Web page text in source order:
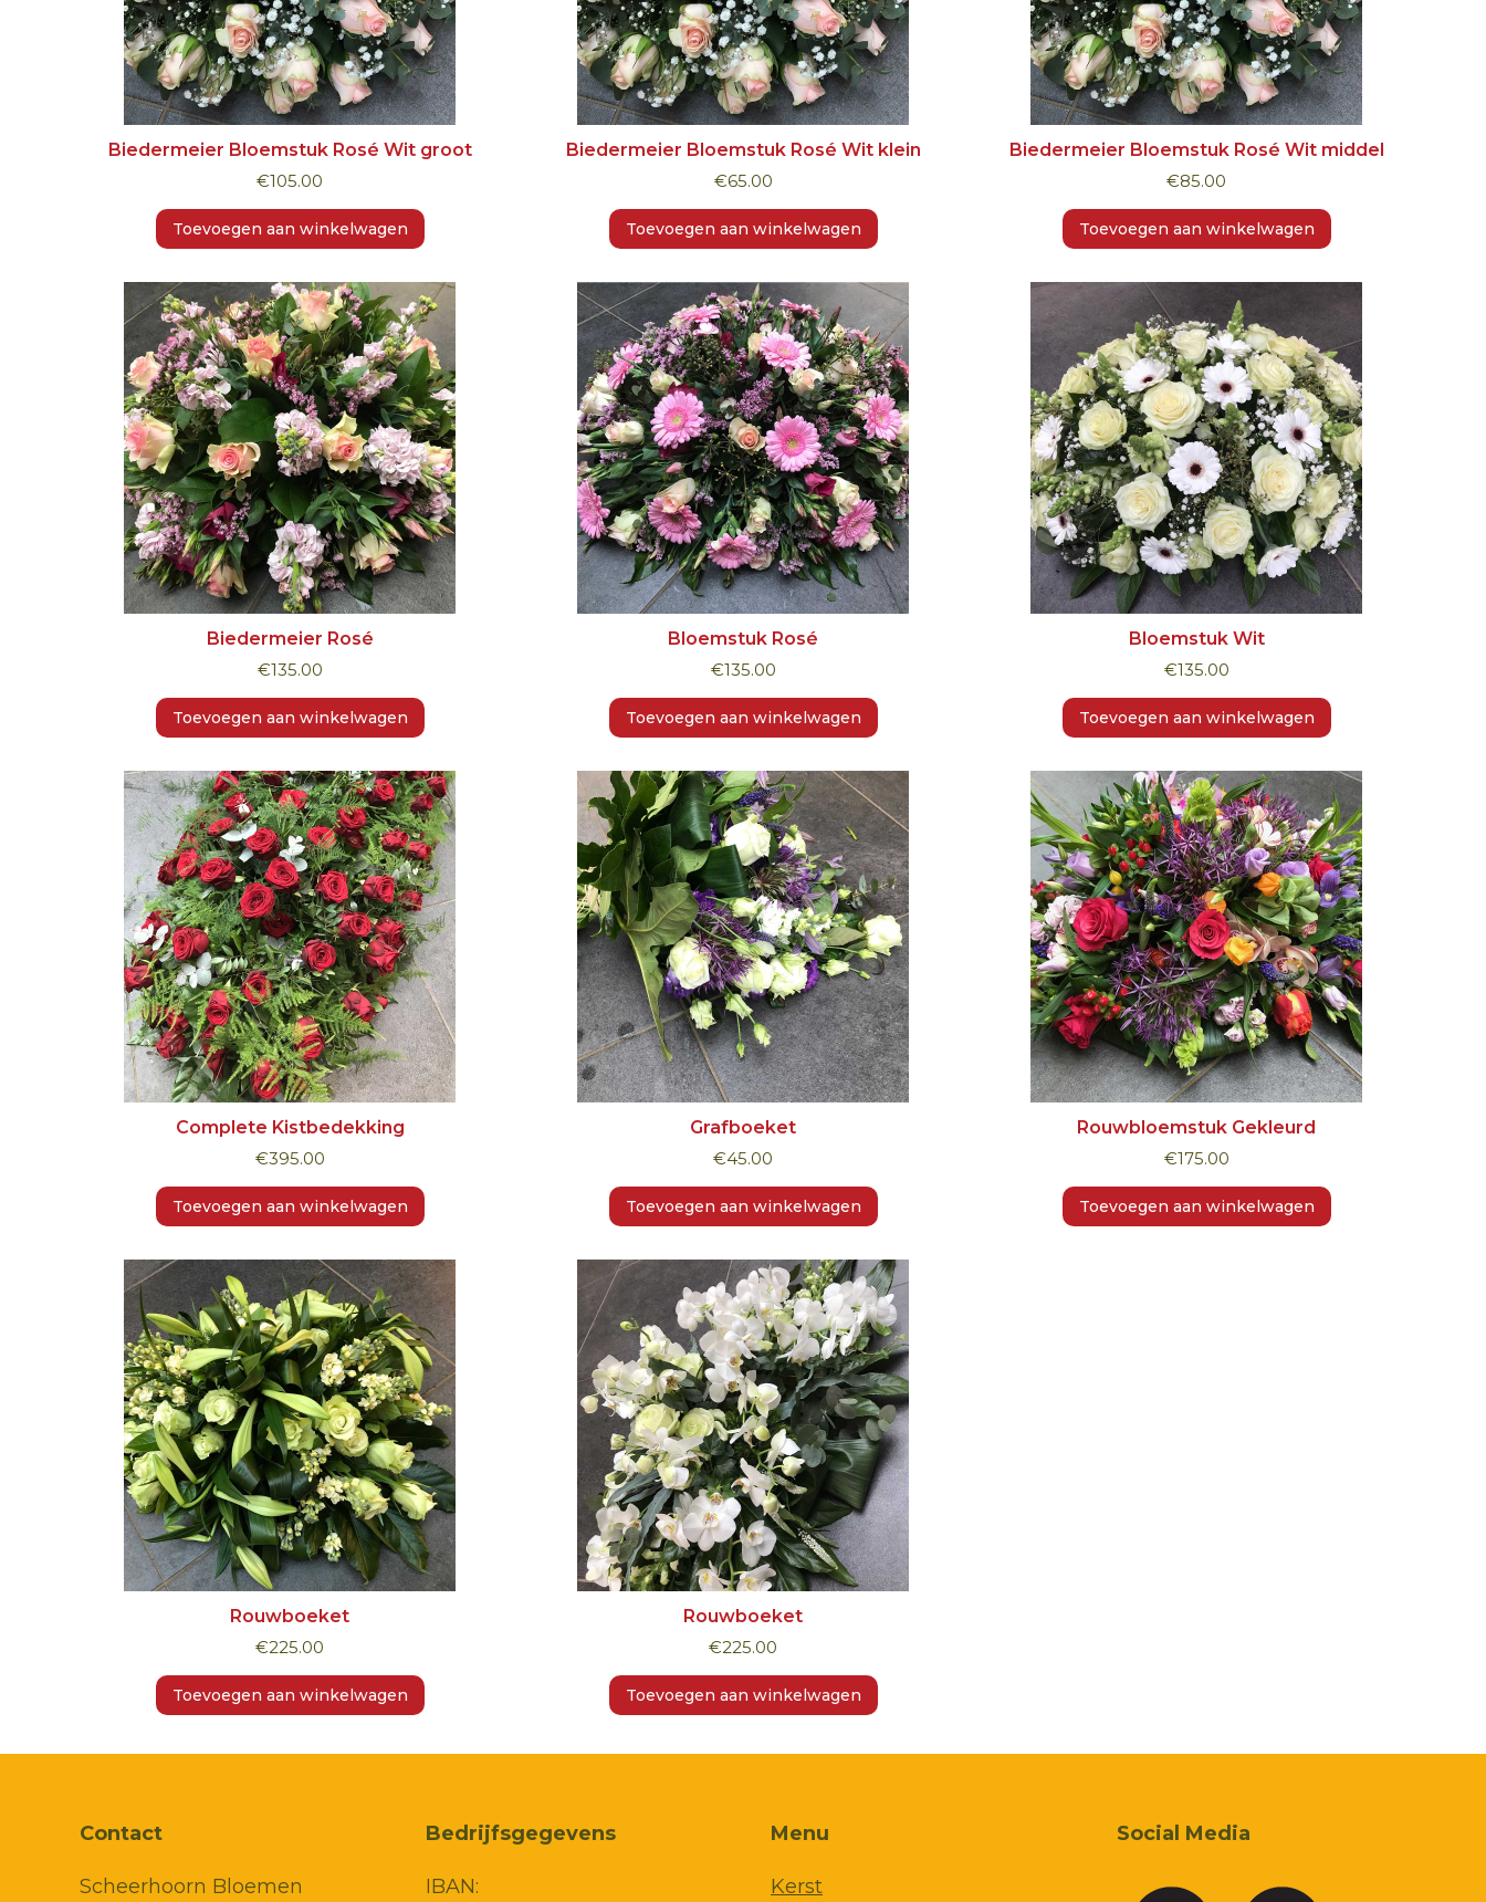
Biedermeier Bloemstuk Rosé Wit groot
€105.00
Toevoegen aan winkelwagen
Biedermeier Bloemstuk Rosé Wit klein
€65.00
Toevoegen aan winkelwagen
Biedermeier Bloemstuk Rosé Wit middel
€85.00
Toevoegen aan winkelwagen
Biedermeier Rosé
€135.00
Toevoegen aan winkelwagen
Bloemstuk Rosé
€135.00
Toevoegen aan winkelwagen
Bloemstuk Wit
€135.00
Toevoegen aan winkelwagen
Complete Kistbedekking
€395.00
Toevoegen aan winkelwagen
Grafboeket
€45.00
Toevoegen aan winkelwagen
Rouwbloemstuk Gekleurd
€175.00
Toevoegen aan winkelwagen
Rouwboeket
€225.00
Toevoegen aan winkelwagen
Rouwboeket
€225.00
Toevoegen aan winkelwagen
Contact
Scheerhoorn Bloemen
Bedrijfsgegevens
IBAN:
Menu
Kerst
Social Media